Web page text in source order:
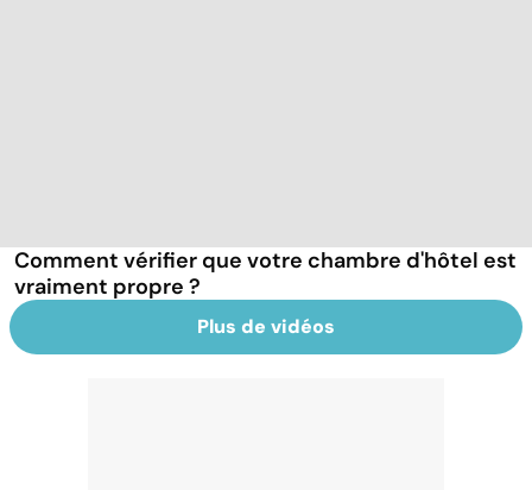
Comment vérifier que votre chambre d'hôtel est
vraiment propre ?
Plus de vidéos